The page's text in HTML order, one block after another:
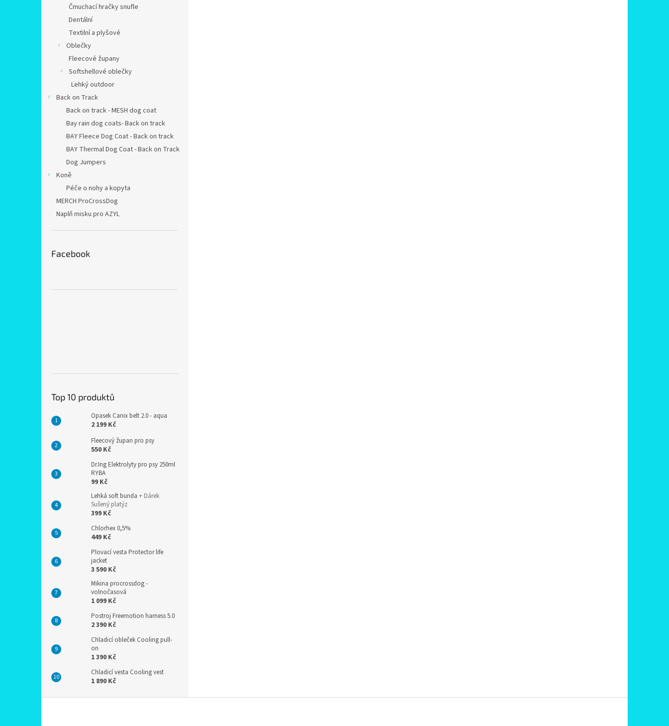
Čmuchací hračky snufle
Dentální
Textilní a plyšové
Oblečky
Fleecové župany
Softshellové oblečky
Lehký outdoor
Back on Track
Back on track - MESH dog coat
Bay rain dog coats- Back on track
BAY Fleece Dog Coat - Back on track
BAY Thermal Dog Coat - Back on Track
Dog Jumpers
Koně
Péče o nohy a kopyta
MERCH ProCrossDog
Naplň misku pro AZYL
Facebook
Top 10 produktů
Opasek Canix belt 2.0 - aqua
2 199 Kč
Fleecový župan pro psy
550 Kč
Dr.Ing Elektrolyty pro psy 250ml
RYBA
99 Kč
Lehká soft bunda + Dárek
Sušený platýz
399 Kč
Chlorhex 0,5%
449 Kč
Plovací vesta Protector life
jacket
3 590 Kč
Mikina procrossdog -
volnočasová
1 099 Kč
Postroj Freemotion harness 5.0
2 390 Kč
Chladicí obleček Cooling pull-
on
1 390 Kč
Chladicí vesta Cooling vest
1 890 Kč